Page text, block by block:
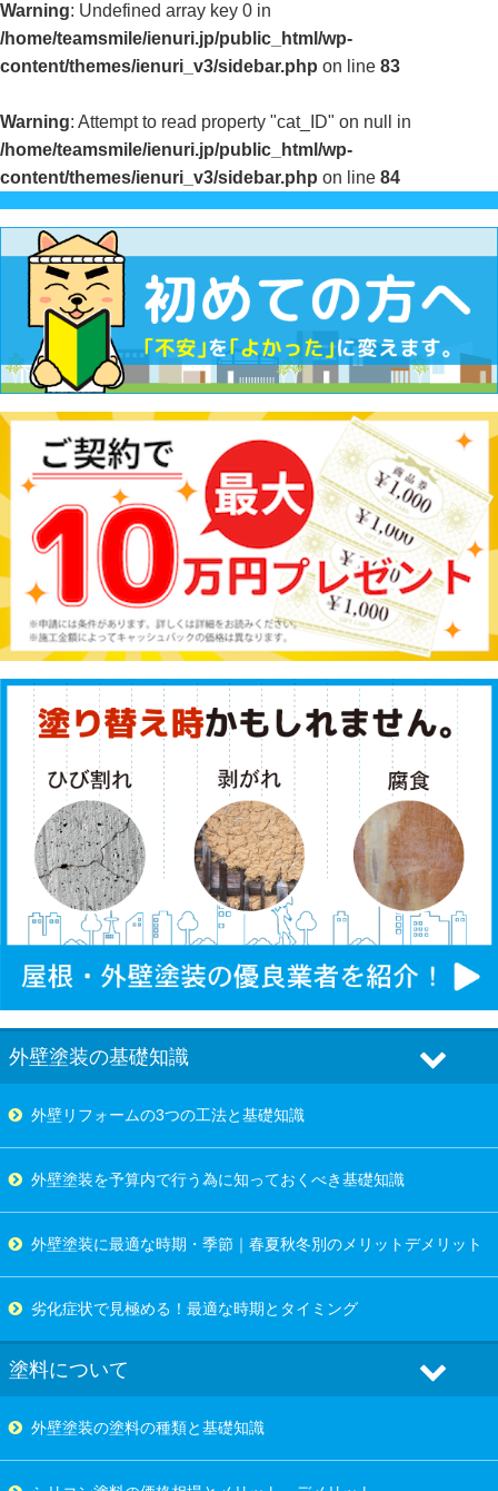
Warning: Undefined array key 0 in
/home/teamsmile/ienuri.jp/public_html/wp-
content/themes/ienuri_v3/sidebar.php on line 83
Warning: Attempt to read property "cat_ID" on null in
/home/teamsmile/ienuri.jp/public_html/wp-
content/themes/ienuri_v3/sidebar.php on line 84
外壁塗装の基礎知識
外壁リフォームの3つの工法と基礎知識
外壁塗装を予算内で行う為に知っておくべき基礎知識
外壁塗装に最適な時期・季節｜春夏秋冬別のメリットデメリット
劣化症状で見極める！最適な時期とタイミング
塗料について
外壁塗装の塗料の種類と基礎知識